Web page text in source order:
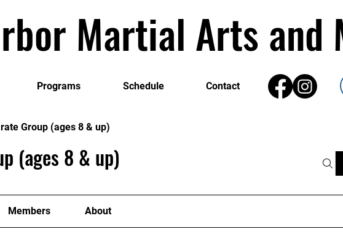
Martial Arts and
Programs Schedule Contact
Group (ages 8 & up)
(ages 8 & up)
Members About